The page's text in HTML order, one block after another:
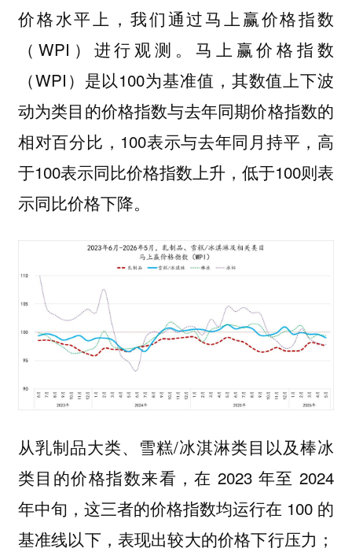
价格水平上，我们通过马上赢价格指数
（WPI）进行观测。马上赢价格指数
（WPI）是以100为基准值，其数值上下波
动为类目的价格指数与去年同期价格指数的
相对百分比，100表示与去年同月持平，高
于100表示同比价格指数上升，低于100则表
示同比价格下降。
从乳制品大类、雪糕/冰淇淋类目以及棒冰
类目的价格指数来看，在 2023 年至 2024
年中旬，这三者的价格指数均运行在 100 的
基准线以下，表现出较大的价格下行压力；